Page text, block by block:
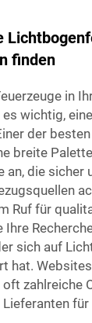
finden
in
wichtig,
der
breite
an, die sicher
Ruf für
sich auf
hat.
oft zahlreiche